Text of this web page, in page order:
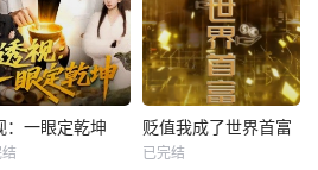
：一眼定乾坤 贬值我成了世界首富
已完结